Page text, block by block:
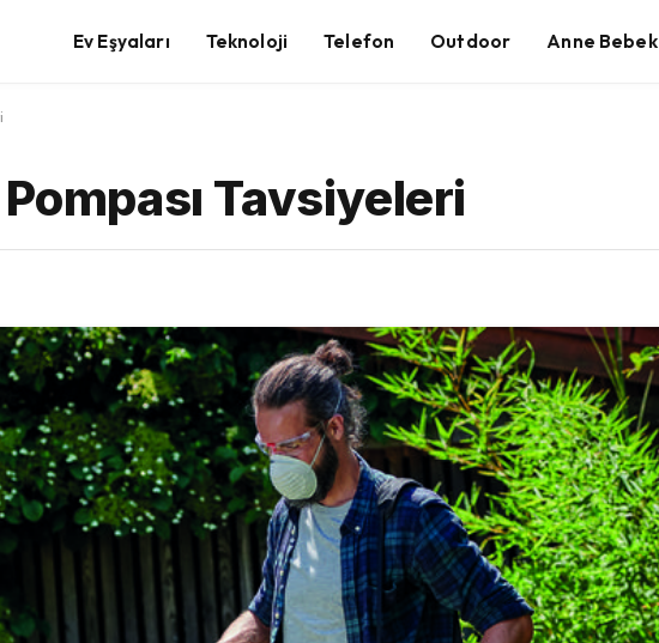
Ev Eşyaları Teknoloji Telefon Outdoor Anne Bebek
Tavsiyeleri